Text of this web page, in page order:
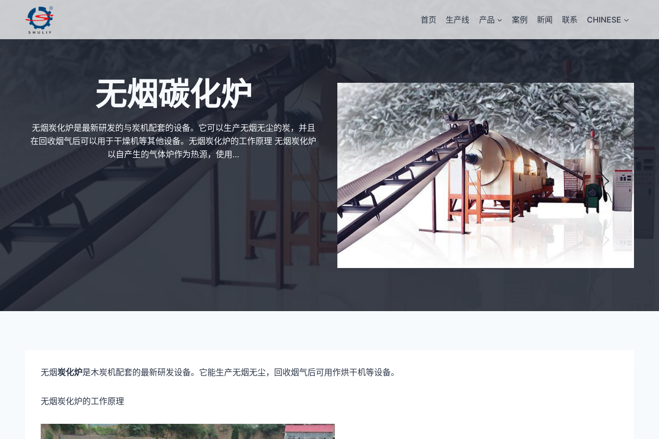
首页 生产线 产品 案例 新闻 联系 CHINESE
无烟碳化炉
无烟炭化炉是最新研发的与炭机配套的设备。它可以生产无烟无尘的炭，并且
在回收烟气后可以用于干燥机等其他设备。无烟炭化炉的工作原理 无烟炭化炉
以自产生的气体炉作为热源，使用…
无烟炭化炉是木炭机配套的最新研发设备。它能生产无烟无尘，回收烟气后可用作烘干机等设备。
无烟炭化炉的工作原理